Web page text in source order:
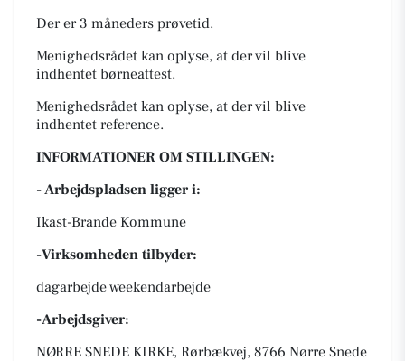
Der er 3 måneders prøvetid.
Menighedsrådet kan oplyse, at der vil blive
indhentet børneattest.
Menighedsrådet kan oplyse, at der vil blive
indhentet reference.
INFORMATIONER OM STILLINGEN:
- Arbejdspladsen ligger i:
Ikast-Brande Kommune
-Virksomheden tilbyder:
dagarbejde weekendarbejde
-Arbejdsgiver:
NØRRE SNEDE KIRKE, Rørbækvej, 8766 Nørre Snede